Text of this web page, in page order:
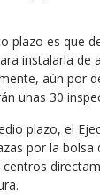
plazo es que
instalarla de
aún por
unas 30
plazo, el
por la
centros